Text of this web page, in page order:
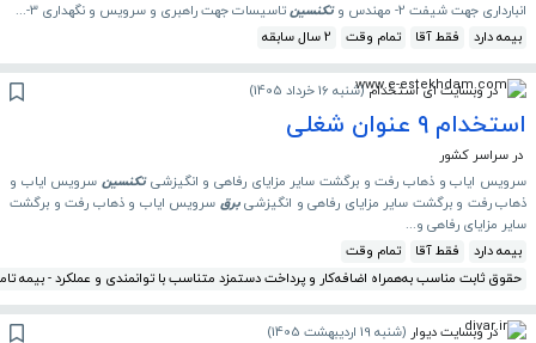
انبارداری جهت شیفت 2- مهندس و
تکنسینتاسیسات جهت راهبری و سرویس و نگهداری 3-...
بیمه دارد
فقط آقا تمام وقت 2 سال سابقه
در وبسایت ای استخدام(شنبه 16 خرداد 1405 )
استخدام ۹ عنوان شغلی
در سراسر کشور
سرویس ایاب و ذهاب رفت و برگشت سایر مزایای رفاهی و انگیزشیتکنسین سرویس ایاب و
ذهاب رفت و برگشت سایر مزایای رفاهی و انگیزشیبرق سرویس ایاب و ذهاب رفت و برگشت
سایر مزایای رفاهی و...
بیمه دارد
فقط آقا
تمام وقت
حقوق ثابت مناسب به‌همراه اضافه‌کار و پرداخت دستمزد متناسب با توانمندی و عملکرد -
در وبسایت دیوار (شنبه 19 اردیبهشت 1405 )